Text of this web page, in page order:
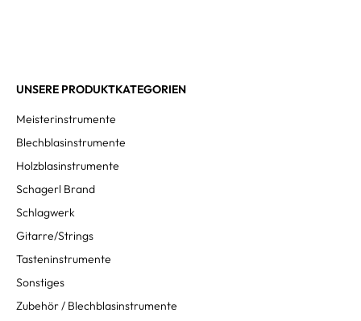
UNSERE PRODUKTKATEGORIEN
Meisterinstrumente
Blechblasinstrumente
Holzblasinstrumente
Schagerl Brand
Schlagwerk
Gitarre/Strings
Tasteninstrumente
Sonstiges
Zubehör / Blechblasinstrumente